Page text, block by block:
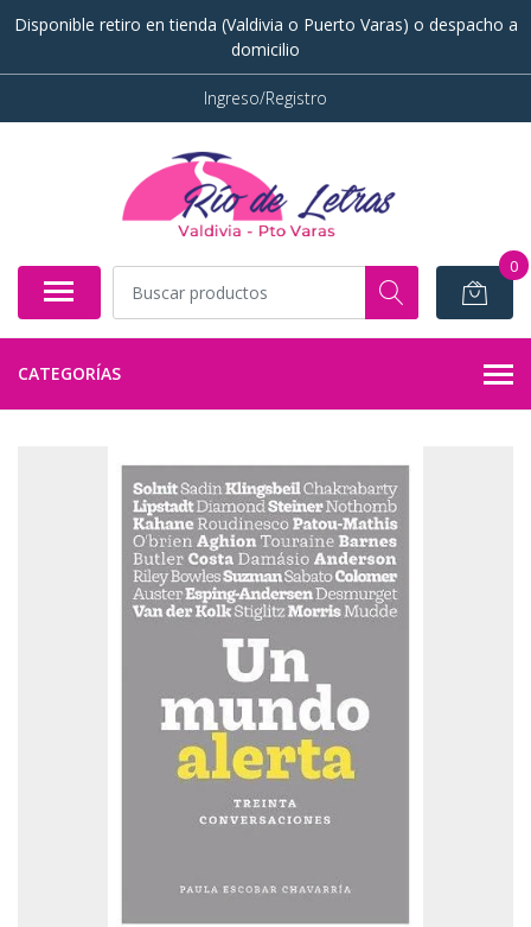
Disponible retiro en tienda (Valdivia o Puerto Varas) o despacho a
domicilio
Ingreso/Registro
0
CATEGORÍAS